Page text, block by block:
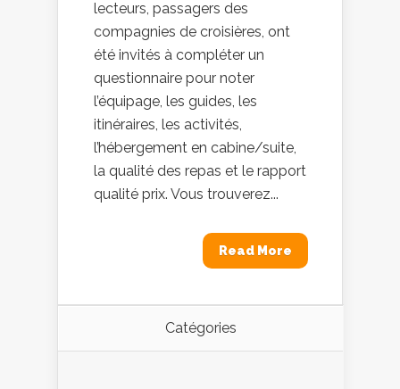
lecteurs, passagers des
compagnies de croisières, ont
été invités à compléter un
questionnaire pour noter
l’équipage, les guides, les
itinéraires, les activités,
l’hébergement en cabine/suite,
la qualité des repas et le rapport
qualité prix. Vous trouverez...
Read More
Catégories